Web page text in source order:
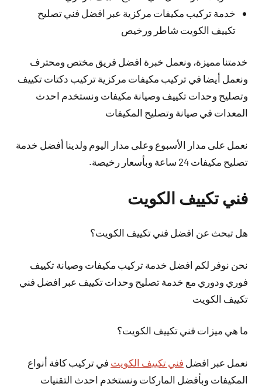
خدمة تركيب مكيفات مركزية عبر افضل فني تصليح
تكييف الكويت شاطر ورخيص
خدمتنا مميزة، ونعمل خبرة افضل فريق مختص ومحترف
ونعمل أيضا في تركيب مكيفات مركزية تركيب دكتات تكييف
وتصليح وحدات تكييف وصيانة مكيفات ونستخدم احدث
المعدات في صيانة وتصليح المكيفات
نعمل على مدار الأسبوع وعلى مدار اليوم ولدينا أفضل خدمة
تصليح مكيفات 24 ساعة وبأسعار رخيصة.
فني تكييف الكويت
هل تبحث عن افضل فني تكييف الكويت؟
نحن نوفر لكم افضل خدمة تركيب مكيفات وصيانة تكييف
فوري ودوري مع خدمة تصليح وحدات تكييف عبر افضل فني
تكييف الكويت
ما هي ميزات فني تكييف الكويت؟
نعمل عبر افضل فني تكييف الكويت في تركيب كافة أنواع
المكيفات وبأفضل الماركات ونستخدم احدث التقنيات